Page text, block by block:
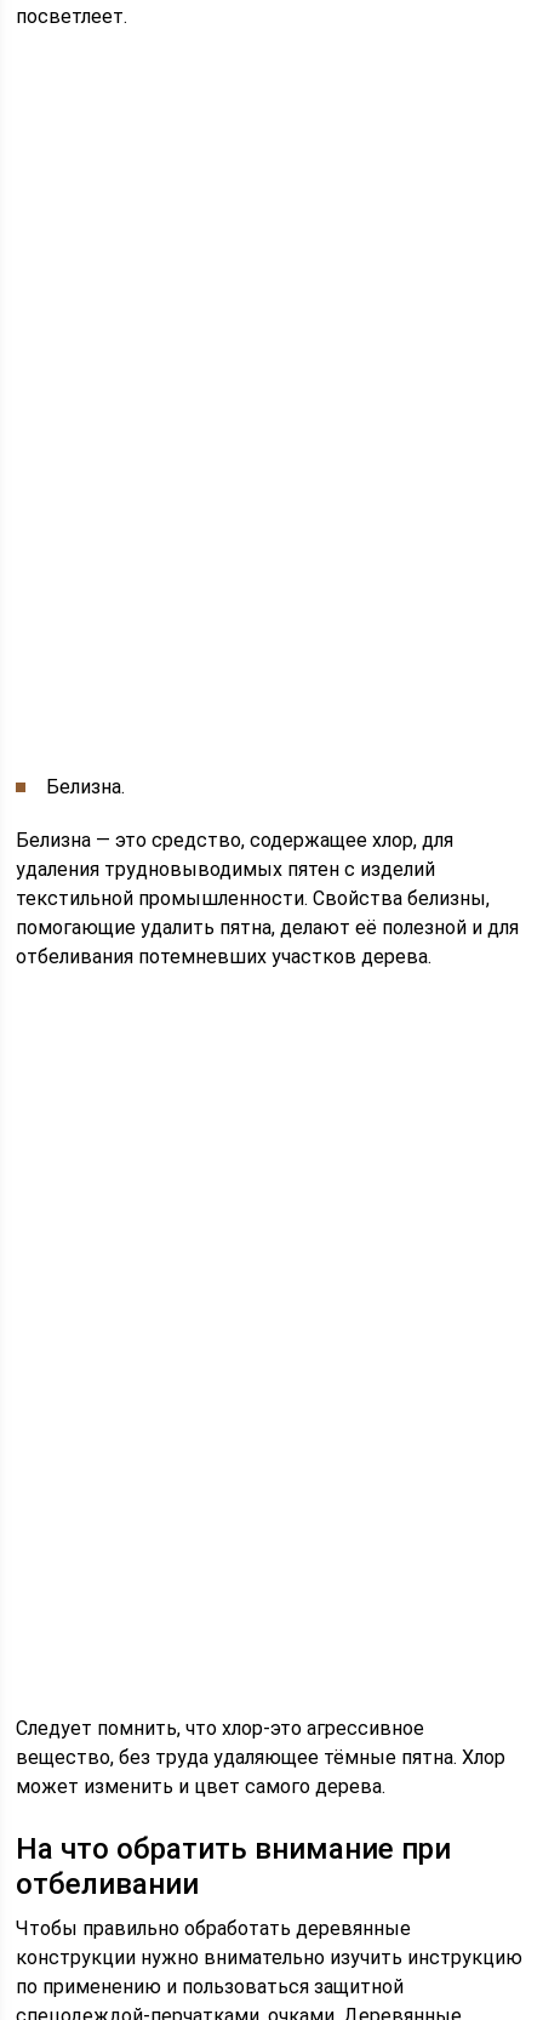
посветлеет.
Белизна.
Белизна — это средство, содержащее хлор, для
удаления трудновыводимых пятен с изделий
текстильной промышленности. Свойства белизны,
помогающие удалить пятна, делают её полезной и для
отбеливания потемневших участков дерева.
Следует помнить, что хлор-это агрессивное
вещество, без труда удаляющее тёмные пятна. Хлор
может изменить и цвет самого дерева.
На что обратить внимание при
отбеливании
Чтобы правильно обработать деревянные
конструкции нужно внимательно изучить инструкцию
по применению и пользоваться защитной